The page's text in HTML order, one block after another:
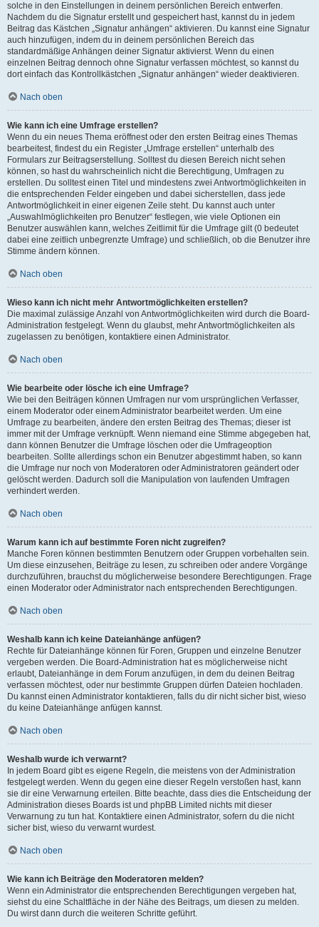
solche in den Einstellungen in deinem persönlichen Bereich entwerfen.
Nachdem du die Signatur erstellt und gespeichert hast, kannst du in jedem
Beitrag das Kästchen „Signatur anhängen“ aktivieren. Du kannst eine Signatur
auch hinzufügen, indem du in deinem persönlichen Bereich das
standardmäßige Anhängen deiner Signatur aktivierst. Wenn du einen
einzelnen Beitrag dennoch ohne Signatur verfassen möchtest, so kannst du
dort einfach das Kontrollkästchen „Signatur anhängen“ wieder deaktivieren.
Nach oben
Wie kann ich eine Umfrage erstellen?
Wenn du ein neues Thema eröffnest oder den ersten Beitrag eines Themas
bearbeitest, findest du ein Register „Umfrage erstellen“ unterhalb des
Formulars zur Beitragserstellung. Solltest du diesen Bereich nicht sehen
können, so hast du wahrscheinlich nicht die Berechtigung, Umfragen zu
erstellen. Du solltest einen Titel und mindestens zwei Antwortmöglichkeiten in
die entsprechenden Felder eingeben und dabei sicherstellen, dass jede
Antwortmöglichkeit in einer eigenen Zeile steht. Du kannst auch unter
„Auswahlmöglichkeiten pro Benutzer“ festlegen, wie viele Optionen ein
Benutzer auswählen kann, welches Zeitlimit für die Umfrage gilt (0 bedeutet
dabei eine zeitlich unbegrenzte Umfrage) und schließlich, ob die Benutzer ihre
Stimme ändern können.
Nach oben
Wieso kann ich nicht mehr Antwortmöglichkeiten erstellen?
Die maximal zulässige Anzahl von Antwortmöglichkeiten wird durch die Board-
Administration festgelegt. Wenn du glaubst, mehr Antwortmöglichkeiten als
zugelassen zu benötigen, kontaktiere einen Administrator.
Nach oben
Wie bearbeite oder lösche ich eine Umfrage?
Wie bei den Beiträgen können Umfragen nur vom ursprünglichen Verfasser,
einem Moderator oder einem Administrator bearbeitet werden. Um eine
Umfrage zu bearbeiten, ändere den ersten Beitrag des Themas; dieser ist
immer mit der Umfrage verknüpft. Wenn niemand eine Stimme abgegeben hat,
dann können Benutzer die Umfrage löschen oder die Umfrageoption
bearbeiten. Sollte allerdings schon ein Benutzer abgestimmt haben, so kann
die Umfrage nur noch von Moderatoren oder Administratoren geändert oder
gelöscht werden. Dadurch soll die Manipulation von laufenden Umfragen
verhindert werden.
Nach oben
Warum kann ich auf bestimmte Foren nicht zugreifen?
Manche Foren können bestimmten Benutzern oder Gruppen vorbehalten sein.
Um diese einzusehen, Beiträge zu lesen, zu schreiben oder andere Vorgänge
durchzuführen, brauchst du möglicherweise besondere Berechtigungen. Frage
einen Moderator oder Administrator nach entsprechenden Berechtigungen.
Nach oben
Weshalb kann ich keine Dateianhänge anfügen?
Rechte für Dateianhänge können für Foren, Gruppen und einzelne Benutzer
vergeben werden. Die Board-Administration hat es möglicherweise nicht
erlaubt, Dateianhänge in dem Forum anzufügen, in dem du deinen Beitrag
verfassen möchtest, oder nur bestimmte Gruppen dürfen Dateien hochladen.
Du kannst einen Administrator kontaktieren, falls du dir nicht sicher bist, wieso
du keine Dateianhänge anfügen kannst.
Nach oben
Weshalb wurde ich verwarnt?
In jedem Board gibt es eigene Regeln, die meistens von der Administration
festgelegt werden. Wenn du gegen eine dieser Regeln verstoßen hast, kann
sie dir eine Verwarnung erteilen. Bitte beachte, dass dies die Entscheidung der
Administration dieses Boards ist und phpBB Limited nichts mit dieser
Verwarnung zu tun hat. Kontaktiere einen Administrator, sofern du die nicht
sicher bist, wieso du verwarnt wurdest.
Nach oben
Wie kann ich Beiträge den Moderatoren melden?
Wenn ein Administrator die entsprechenden Berechtigungen vergeben hat,
siehst du eine Schaltfläche in der Nähe des Beitrags, um diesen zu melden.
Du wirst dann durch die weiteren Schritte geführt.